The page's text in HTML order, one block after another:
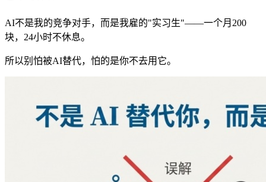
AI不是我的竞争对手，而是我雇的"实习生"——一个月200
块，24小时不休息。
所以别怕被AI替代，怕的是你不去用它。